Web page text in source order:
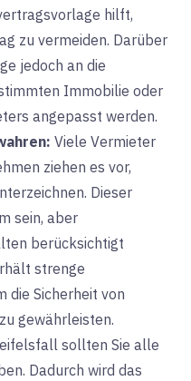
hilft,
zu vermeiden. Darüber
jedoch an die
Immobilie oder
angepasst werden.
Viele Vermieter
ziehen es vor,
Dieser
sein, aber
berücksichtigt
strenge
die Sicherheit von
gewährleisten.
sollten Sie alle
Dadurch wird das